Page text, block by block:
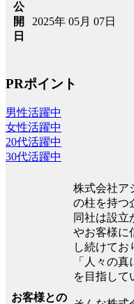
公
開
日
2025年 05月 07日
PRポイント
男性活躍中
女性活躍中
20代活躍中
30代活躍中
お客様との
株式会社ア
の柱を持つ
同社は設立
やお客様に
し続けてお
「人々の
を目指して